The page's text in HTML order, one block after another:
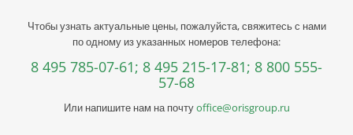
Чтобы узнать актуальные цены, пожалуйста, свяжитесь с нами
по одному из указанных номеров телефона:
8 495 785-07-61; 8 495 215-17-81; 8 800 555-
57-68
Или напишите нам на почтуoffice@orisgroup.ru